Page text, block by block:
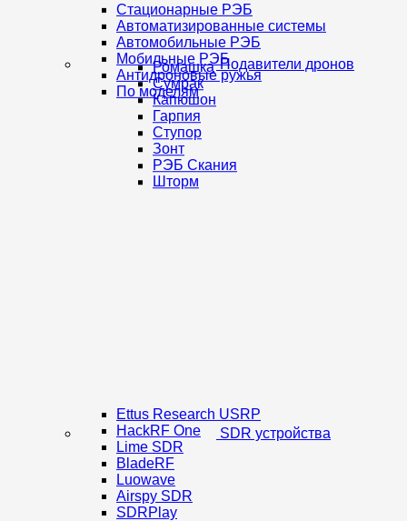
Подавители дронов
Стационарные РЭБ
Автоматизированные системы
Автомобильные РЭБ
Мобильные РЭБ
Антидроновые ружья
По моделям
Ромашка
Сумрак
Капюшон
Гарпия
Ступор
Зонт
РЭБ Скания
Шторм
SDR устройства
Ettus Research USRP
HackRF One
Lime SDR
BladeRF
Luowave
Airspy SDR
SDRPlay